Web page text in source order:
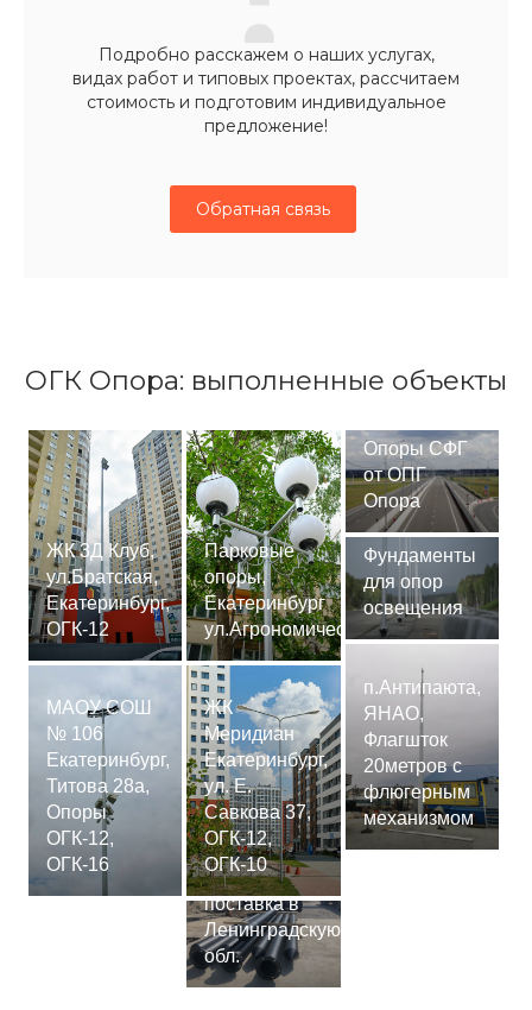
Подробно расскажем о наших услугах,
видах работ и типовых проектах, рассчитаем
стоимость и подготовим индивидуальное
предложение!
Обратная связь
ОГК Опора: выполненные объекты
ЖК 3Д Клуб,
ул.Братская,
Екатеринбург,
ОГК-12
МАОУ СОШ
№ 106
Екатеринбург,
Титова 28а,
Опоры
ОГК-12,
ОГК-16
Парковые
опоры,
Екатеринбург
ул.Агрономическая
ЖК
Меридиан
Екатеринбург,
ул. Е.
Савкова 37,
ОГК-12,
ОГК-10
Сваи
СМ-7,75м,
поставка в
Ленинградскую
обл.
Опоры СФГ
от ОПГ
Опора
Фундаменты
для опор
освещения
п.Антипаюта,
ЯНАО,
Флагшток
20метров с
флюгерным
механизмом